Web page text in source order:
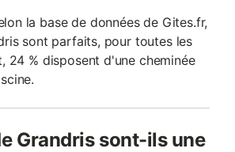
la base de données de Gites.fr,
sont parfaits, pour toutes les
24 % disposent d'une cheminée
Grandris sont-ils une